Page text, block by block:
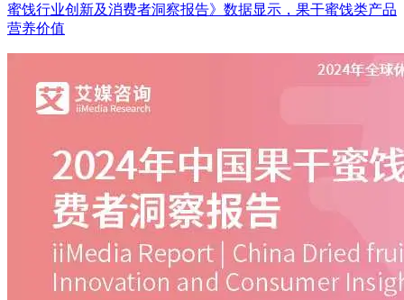
蜜饯行业创新及消费者洞察报告》数据显示，果干蜜饯类产品
营养价值